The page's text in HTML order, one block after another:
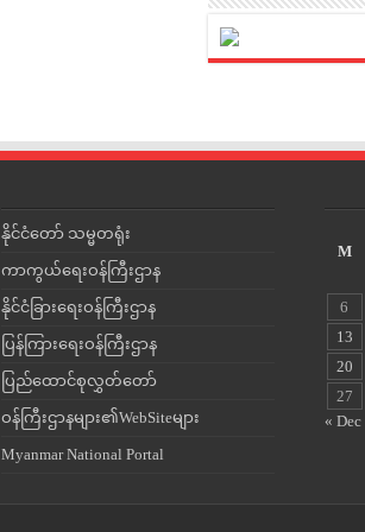
နိုင်ငံတော် သမ္မတရုံး
ကာကွယ်ရေးဝန်ကြီးဌာန
နိုင်ငံခြားရေးဝန်ကြီးဌာန
ပြန်ကြားရေးဝန်ကြီးဌာန
ပြည်ထောင်စုလွှတ်တော်
ဝန်ကြီးဌာနများ၏WebSiteများ
Myanmar National Portal
M
6
13
20
27
« Dec